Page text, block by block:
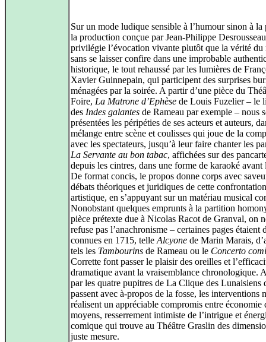
Sur un mode ludique sensible à l’humour sinon à la
la production conçue par Jean-Philippe
privilégie l’évocation vivante plutôt que la vérité du
sans se laisser confire dans une improbable
historique, le tout rehaussé par les lumières de
Xavier Guinnepain, qui participent des surprises
ménagées par la soirée. A partir d’une pièce du
Foire, La Matrone d’Ephèse de Louis Fuzelier – le
des Indes galantes de Rameau par exemple – nous
présentées les péripéties de ses acteurs et auteurs,
mélange entre scène et coulisses qui joue de la
avec les spectateurs, jusqu’à leur faire chanter les
La Servante au bon tabac, affichées sur des
depuis les cintres, dans une forme de karaoké avant
De format concis, le propos donne corps avec
débats théoriques et juridiques de cette confrontation
artistique, en s’appuyant sur un matériau musical
Nonobstant quelques emprunts à la partition
pièce prétexte due à Nicolas Racot de Granval, on
refuse pas l’anachronisme – certaines pages étaient
connues en 1715, telle Alcyone de Marin Marais,
tels les Tambourins de Rameau ou le Concerto
Corrette font passer le plaisir des oreilles et
dramatique avant la vraisemblance chronologique.
par les quatre pupitres de La Clique des Lunaisiens
passent avec à-propos de la fosse, les interventions
réalisent un appréciable compromis entre économie
moyens, resserrement intimiste de l’intrigue et
comique qui trouve au Théâtre Graslin des
juste mesure.